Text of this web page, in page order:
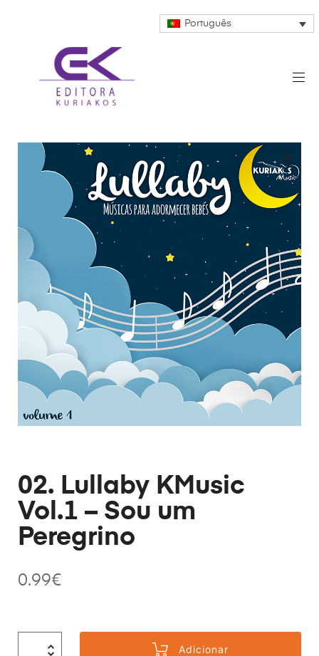
Português
02. Lullaby KMusic
Vol.1 – Sou um
Peregrino
0.99€
Adicionar